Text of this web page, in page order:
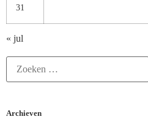
31
« jul
Archieven